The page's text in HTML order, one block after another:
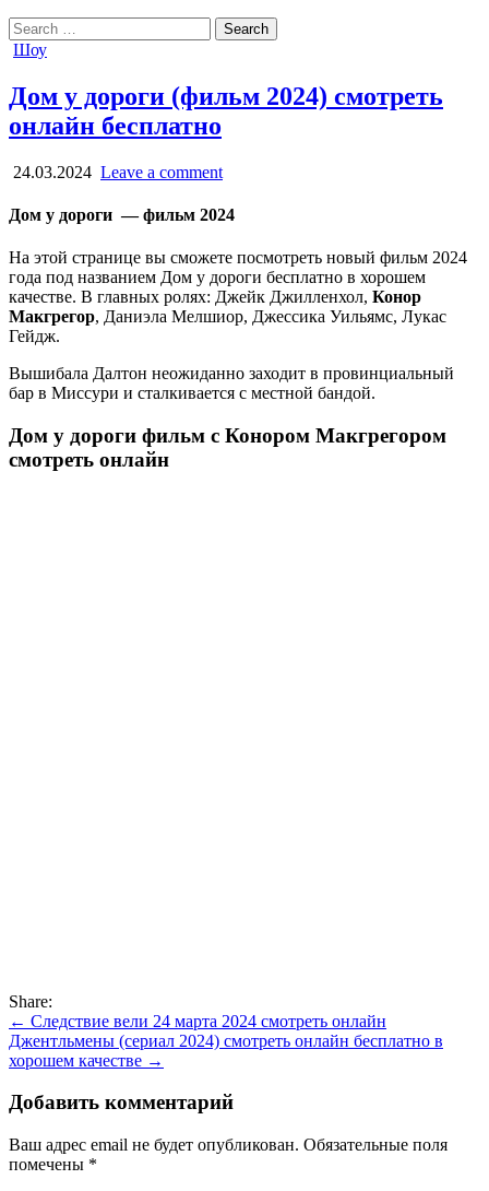
Search
for:
Posted
Шоу
Дом у дороги (фильм 2024) смотреть
онлайн бесплатно
24.03.2024 Leave a comment
Дом у дороги — фильм 2024
На этой странице вы сможете посмотреть новый фильм 2024
года под названием Дом у дороги бесплатно в хорошем
качестве. В главных ролях: Джейк Джилленхол, Конор
Макгрегор, Даниэла Мелшиор, Джессика Уильямс, Лукас
Гейдж.
Вышибала Далтон неожиданно заходит в провинциальный
бар в Миссури и сталкивается с местной бандой.
Дом у дороги фильм с Конором Макгрегором
смотреть онлайн
Share:
Навигация
по
← Следствие вели 24 марта 2024 смотреть онлайн
Джентльмены (сериал 2024) смотреть онлайн бесплатно в
хорошем качестве →
Добавить комментарий
Ваш адрес email не будет опубликован. Обязательные поля
помечены *